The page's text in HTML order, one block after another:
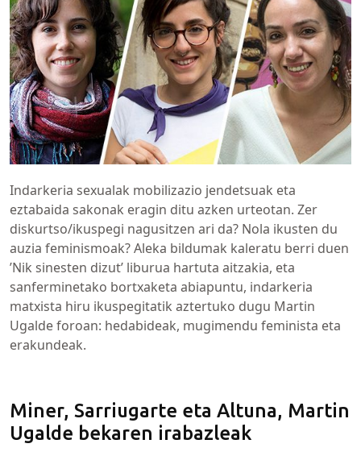
Indarkeria sexualak mobilizazio jendetsuak eta
eztabaida sakonak eragin ditu azken urteotan. Zer
diskurtso/ikuspegi nagusitzen ari da? Nola ikusten du
auzia feminismoak? Aleka bildumak kaleratu berri duen
’Nik sinesten dizut’ liburua hartuta aitzakia, eta
sanferminetako bortxaketa abiapuntu, indarkeria
matxista hiru ikuspegitatik aztertuko dugu Martin
Ugalde foroan: hedabideak, mugimendu feminista eta
erakundeak.
Miner, Sarriugarte eta Altuna, Martin
Ugalde bekaren irabazleak